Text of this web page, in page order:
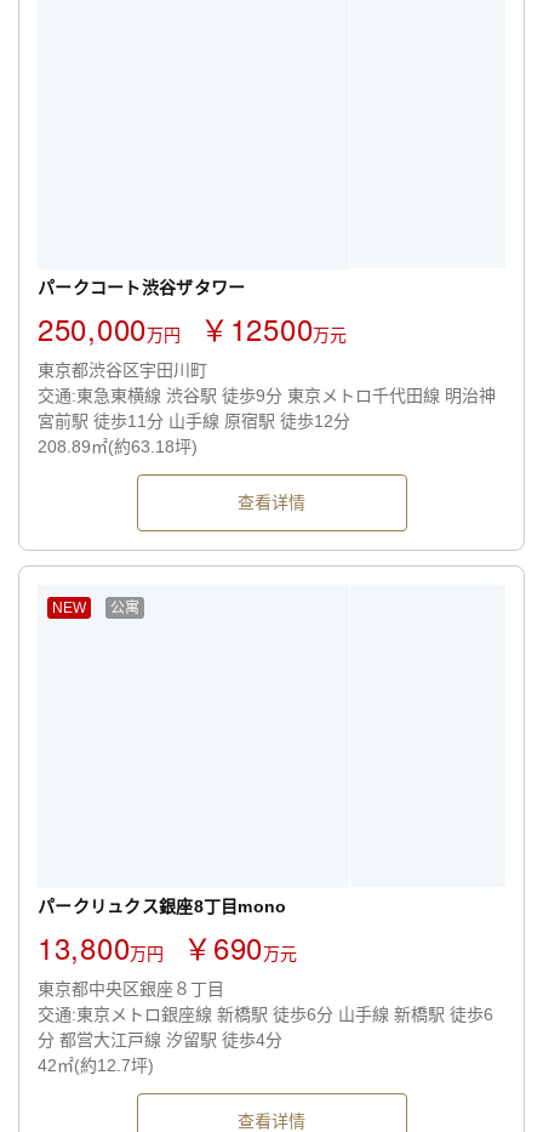
パークコート渋谷ザタワー
250,000万円 ￥12500万元
東京都渋谷区宇田川町
交通:東急東横線 渋谷駅 徒歩9分 東京メトロ千代田線 明治神
宮前駅 徒歩11分 山手線 原宿駅 徒歩12分
208.89㎡(約63.18坪)
查看详情
NEW 公寓
パークリュクス銀座8丁目mono
13,800万円 ￥690万元
東京都中央区銀座８丁目
交通:東京メトロ銀座線 新橋駅 徒歩6分 山手線 新橋駅 徒歩6
分 都営大江戸線 汐留駅 徒歩4分
42㎡(約12.7坪)
查看详情